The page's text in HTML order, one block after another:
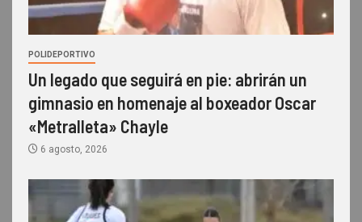
POLIDEPORTIVO
Un legado que seguirá en pie: abrirán un
gimnasio en homenaje al boxeador Oscar
«Metralleta» Chayle
6 agosto, 2026